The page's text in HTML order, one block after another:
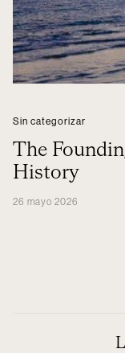
Sin categorizar
The
History
26 mayo 2026